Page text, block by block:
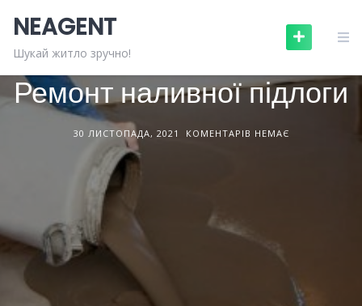
content
NEAGENT
Шукай житло зручно!БУДІВЕЛЬНЕ ОБЛАДНАННЯ
Ремонт наливної підлоги
30 ЛИСТОПАДА, 2021 КОМЕНТАРІВ НЕМАЄ